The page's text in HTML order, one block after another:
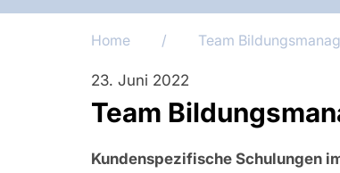
Home / Team
23. Juni 2022
Team
Kundenspezifische Schulungen